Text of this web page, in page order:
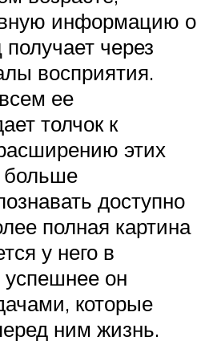
информацию о
через
восприятия.
ее
толчок к
этих
больше
доступно
полная картина
у него в
он
которые
ним жизнь.